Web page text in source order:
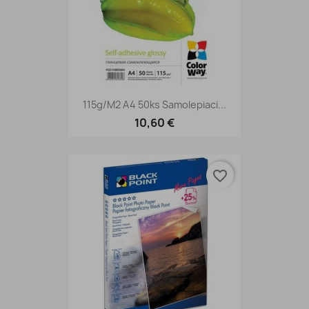
115g/m2 A4 50ks Samolepiaci...
10,60 €
favorite_border